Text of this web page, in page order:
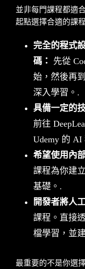
並非每門課程都適
起點選擇合適的課程
完全的程式
碼：
先從
始，然後再
深入學習。.
具備一定的
前往
Udemy 的
希望使用內
課程為你建
基礎。.
開發者將人
課程。直接
檔學習，並
最重要的不是你選